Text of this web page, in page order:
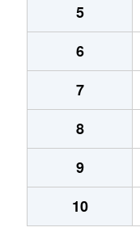
5
6
7
8
9
10